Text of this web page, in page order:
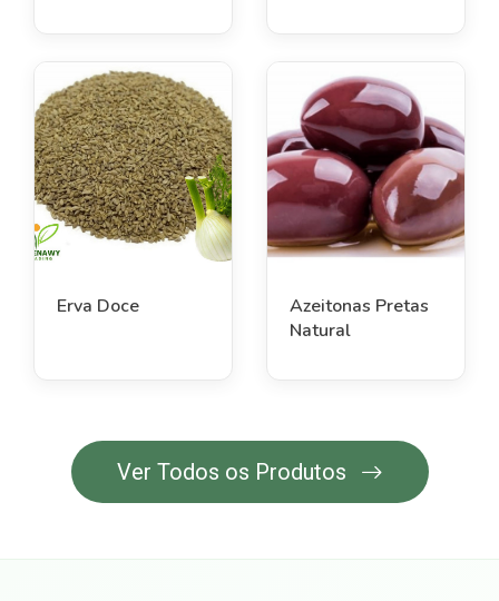
Erva Doce
Azeitonas Pretas
Natural
Ver Todos os Produtos